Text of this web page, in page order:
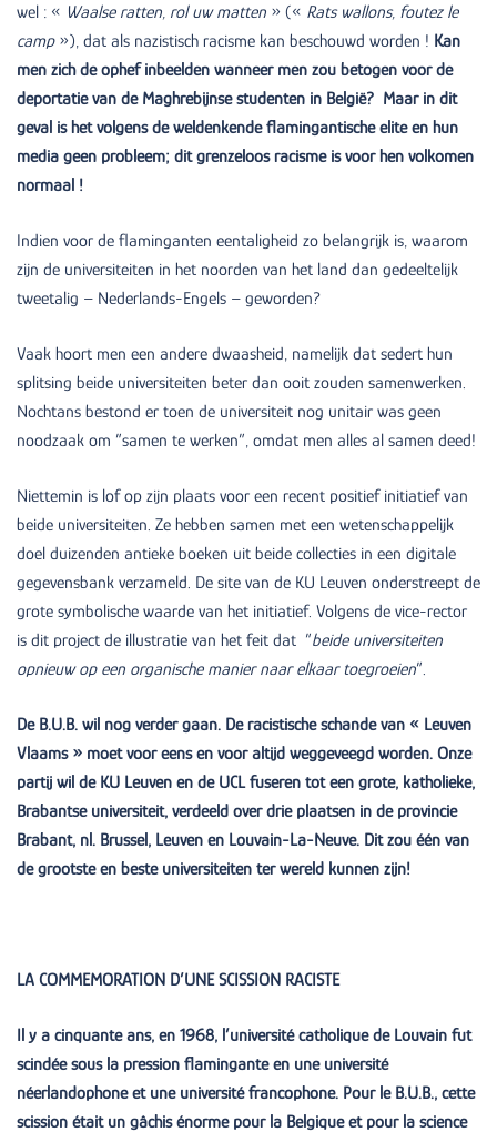
wel : « Waalse ratten, rol uw matten » (« Rats wallons, foutez le
camp»), dat als nazistisch racisme kan beschouwd worden ! Kan
men zich de ophef inbeelden wanneer men zou betogen voor de
deportatie van de Maghrebijnse studenten in België? Maar in dit
geval is het volgens de weldenkende flamingantische elite en hun
media geen probleem; dit grenzeloos racisme is voor hen volkomen
normaal !
Indien voor de flaminganten eentaligheid zo belangrijk is, waarom
zijn de universiteiten in het noorden van het land dan gedeeltelijk
tweetalig – Nederlands-Engels – geworden?
Vaak hoort men een andere dwaasheid, namelijk dat sedert hun
splitsing beide universiteiten beter dan ooit zouden samenwerken.
Nochtans bestond er toen de universiteit nog unitair was geen
noodzaak om ”samen te werken”, omdat men alles al samen deed!
Niettemin is lof op zijn plaats voor een recent positief initiatief van
beide universiteiten. Ze hebben samen met een wetenschappelijk
doel duizenden antieke boeken uit beide collecties in een digitale
gegevensbank verzameld. De site van de KU Leuven onderstreept de
grote symbolische waarde van het initiatief. Volgens de vice-rector
is dit project de illustratie van het feit dat ”beide universiteiten
opnieuw op een organische manier naar elkaar toegroeien”.
De B.U.B. wil nog verder gaan. De racistische schande van « Leuven
Vlaams » moet voor eens en voor altijd weggeveegd worden. Onze
partij wil de KU Leuven en de UCL fuseren tot een grote, katholieke,
Brabantse universiteit, verdeeld over drie plaatsen in de provincie
Brabant, nl. Brussel, Leuven en Louvain-La-Neuve. Dit zou één van
de grootste en beste universiteiten ter wereld kunnen zijn!
LA COMMEMORATION D’UNE SCISSION RACISTE
Il y a cinquante ans, en 1968, l’université catholique de Louvain fut
scindée sous la pression flamingante en une université
néerlandophone et une université francophone. Pour le B.U.B., cette
scission était un gâchis énorme pour la Belgique et pour la science